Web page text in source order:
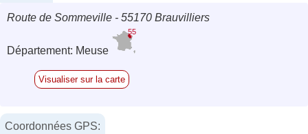
Route de Sommeville - 55170 Brauvilliers
Département: Meuse
55
Visualiser sur la carte
Coordonnées GPS: